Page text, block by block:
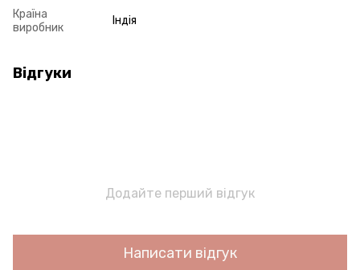
Країна
виробник
Індія
Відгуки
Додайте перший відгук
Написати відгук